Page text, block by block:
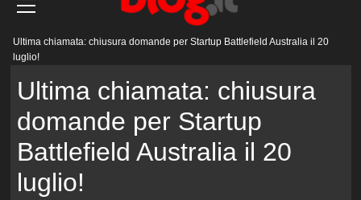
principale
Ultima chiamata: chiusura domande per Startup Battlefield Australia il 20
luglio!
Ultima chiamata: chiusura
domande per Startup
Battlefield Australia il 20
luglio!